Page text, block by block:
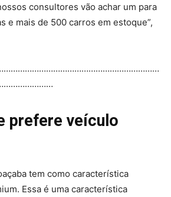
consultores vão achar um para
e mais de 500 carros em estoque”,
prefere veículo
tem como característica
Essa é uma característica